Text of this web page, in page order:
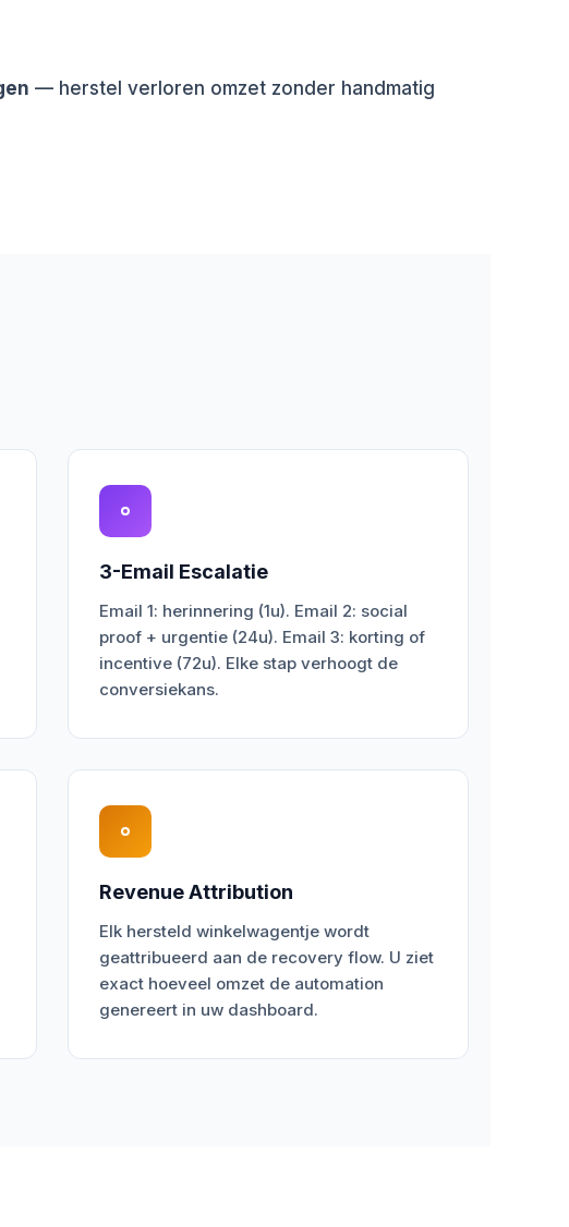
— herstel verloren omzet zonder handmatig
3-Email Escalatie
Email 1: herinnering (1u). Email 2: social
proof + urgentie (24u). Email 3: korting of
incentive (72u). Elke stap verhoogt de
conversiekans.
Revenue Attribution
Elk hersteld winkelwagentje wordt
geattribueerd aan de recovery flow. U ziet
exact hoeveel omzet de automation
genereert in uw dashboard.